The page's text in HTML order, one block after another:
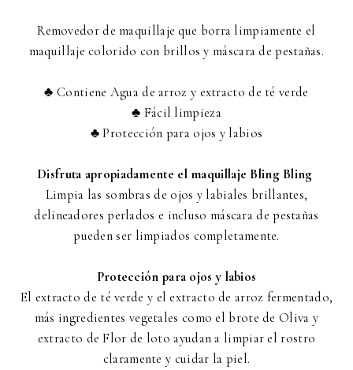
Removedor de maquillaje que borra limpiamente el
maquillaje colorido con brillos y máscara de pestañas.
♣ Contiene Agua de arroz y extracto de té verde
♣ Fácil limpieza
♣ Protección para ojos y labios
Disfruta apropiadamente el maquillaje Bling Bling
Limpia las sombras de ojos y labiales brillantes,
delineadores perlados e incluso máscara de pestañas
pueden ser limpiados completamente.
Protección para ojos y labios
El extracto de té verde y el extracto de arroz fermentado,
más ingredientes vegetales como el brote de Oliva y
extracto de Flor de loto ayudan a limpiar el rostro
claramente y cuidar la piel.